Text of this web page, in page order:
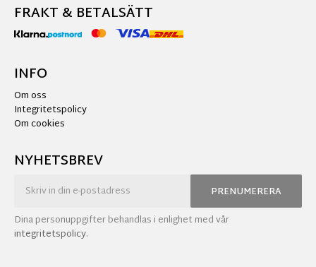
FRAKT & BETALSÄTT
INFO
Om oss
Integritetspolicy
Om cookies
NYHETSBREV
PRENUMERERA
Dina personuppgifter behandlas i enlighet med vår
integritetspolicy.